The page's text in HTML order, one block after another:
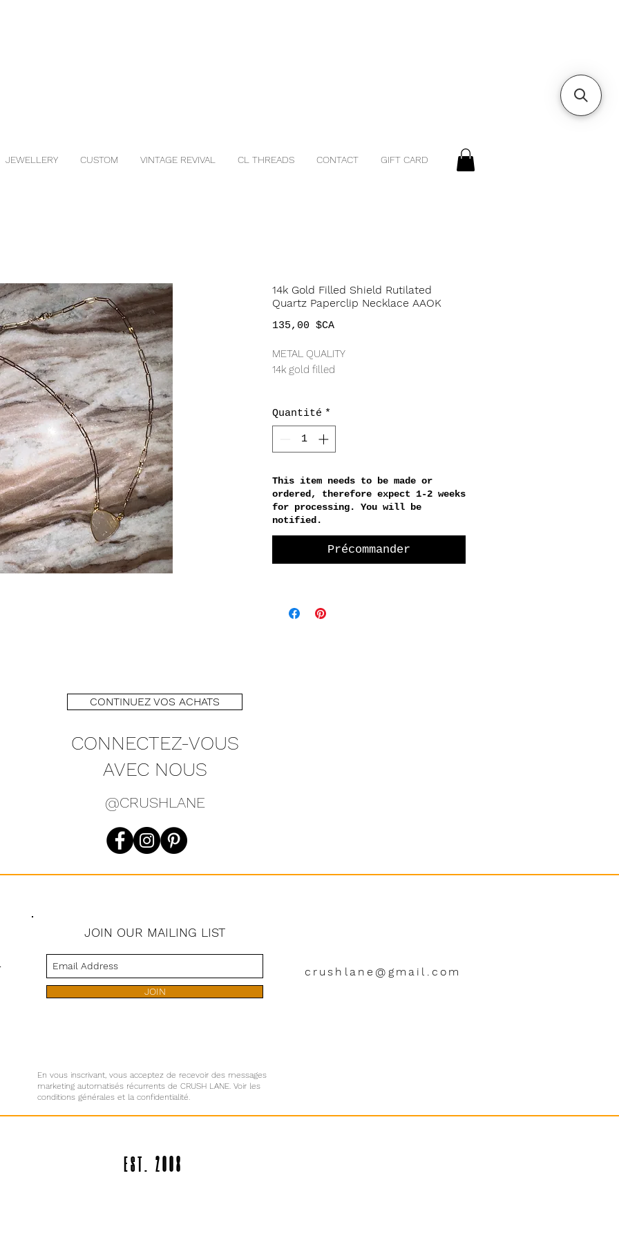
JEWELLERY CUSTOM VINTAGE REVIVAL CL THREADS CONTACT GIFT CARD
14k Gold Filled Shield Rutilated
Quartz Paperclip Necklace AAOK
135,00 $CAPrix
METAL QUALITY
14k gold filled
Gold rutilated quartz
MEASURING
3mm chain width
18" chain length
Quantité *
This item needs to be made or
ordered, therefore expect 1-2 weeks
for processing. You will be
notified.
Précommander
CONTINUEZ VOS ACHATS
CONNECTEZ-VOUS
AVEC NOUS
@CRUSHLANE
JOIN OUR MAILING LIST
JOIN
crushlane@gmail.com
En vous inscrivant, vous acceptez de recevoir des messages
marketing automatisés récurrents de CRUSH LANE. Voir les
conditions générales et la confidentialité.
EST. 2008